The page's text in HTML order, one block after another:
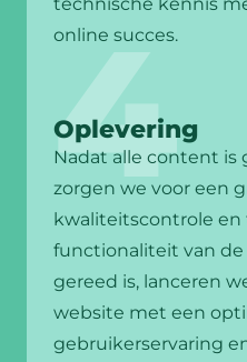
online succes.
Oplevering
Nadat alle content
zorgen we voor een
kwaliteitscontrole en
functionaliteit van de
gereed is, lanceren
website met een
gebruikerservaring